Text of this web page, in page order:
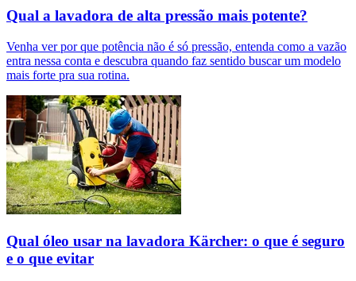
Qual a lavadora de alta pressão mais potente?
Venha ver por que potência não é só pressão, entenda como a vazão
entra nessa conta e descubra quando faz sentido buscar um modelo
mais forte pra sua rotina.
Qual óleo usar na lavadora Kärcher: o que é seguro
e o que evitar